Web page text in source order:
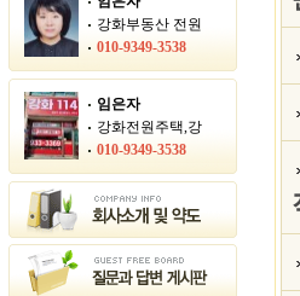
강화부동산 전원
010-9349-3538
임은자
강화전원주택,강
010-9349-3538